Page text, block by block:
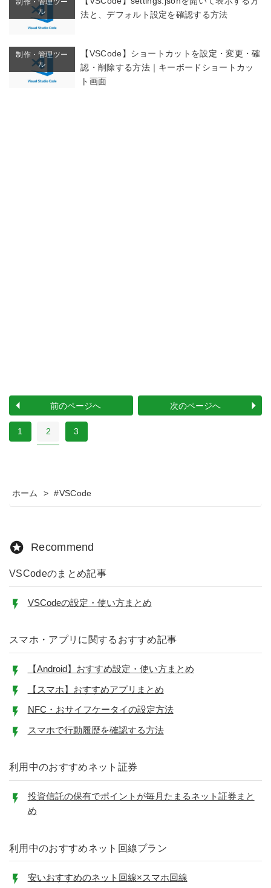
制作・管理ツー
ル
法と、デフォルト設定を確認する方法
制作・管理ツー
ル
【VSCode】ショートカットを設定・変更・確
認・削除する方法｜キーボードショートカッ
ト画面
前のページへ 次のページへ
1 2 3
ホーム > #VSCode
Recommend
VSCodeのまとめ記事
VSCodeの設定・使い方まとめ
スマホ・アプリに関するおすすめ記事
【Android】おすすめ設定・使い方まとめ
【スマホ】おすすめアプリまとめ
NFC・おサイフケータイの設定方法
スマホで行動履歴を確認する方法
利用中のおすすめネット証券
投資信託の保有でポイントが毎月たまるネット証券まと
め
利用中のおすすめネット回線プラン
安いおすすめのネット回線×スマホ回線